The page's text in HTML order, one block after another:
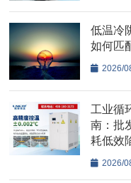
低温冷
如何匹
2026/
工业循
南：批
耗低效
2026/